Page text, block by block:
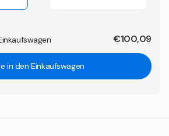
€100,09
in den Einkaufswagen